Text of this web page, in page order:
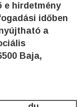
e hirdetmény
időben
a
Baja,